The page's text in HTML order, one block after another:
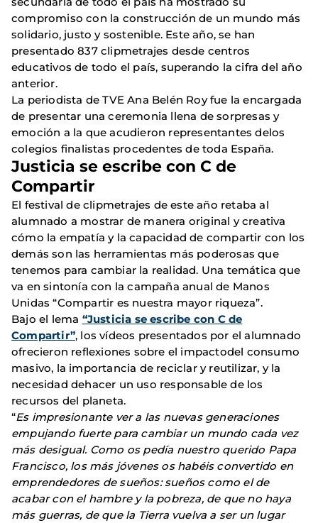
compromiso con la construcción de un mundo más
solidario, justo y sostenible. Este año, se han
presentado 837 clipmetrajes desde centros
educativos de todo el país, superando la cifra del año
anterior.
La periodista de TVE Ana Belén Roy fue la encargada
de presentar una ceremonia llena de sorpresas y
emoción a la que acudieron representantes delos
colegios finalistas procedentes de toda España.
Justicia se escribe con C de
Compartir
El festival de clipmetrajes de este año retaba al
alumnado a mostrar de manera original y creativa
cómo la empatía y la capacidad de compartir con los
demás son las herramientas más poderosas que
tenemos para cambiar la realidad. Una temática que
va en sintonía con la campaña anual de Manos
Unidas “Compartir es nuestra mayor riqueza”.
Bajo el lema “Justicia se escribe con C de
Compartir”, los vídeos presentados por el alumnado
ofrecieron reflexiones sobre el impactodel consumo
masivo, la importancia de reciclar y reutilizar, y la
necesidad dehacer un uso responsable de los
recursos del planeta.
“Es impresionante ver a las nuevas generaciones
empujando fuerte para cambiar un mundo cada vez
más desigual. Como os pedía nuestro querido Papa
Francisco, los más jóvenes os habéis convertido en
emprendedores de sueños: sueños como el de
acabar con el hambre y la pobreza, de que no haya
más guerras, de que la Tierra vuelva a ser un lugar